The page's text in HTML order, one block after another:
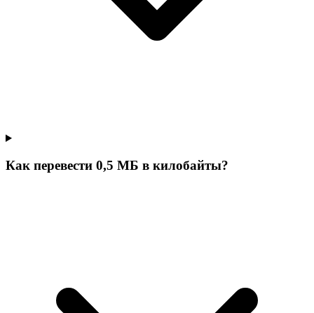
Как перевести 0,5 МБ в килобайты?